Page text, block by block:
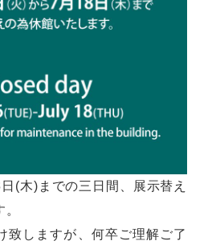
(木)までの三日間、展示替え
致しますが、何卒ご理解ご了